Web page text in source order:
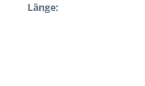
Länge: